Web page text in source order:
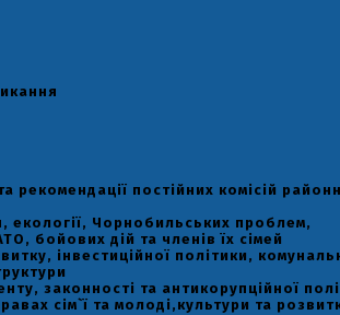
рекомендації постійних комісій
екології, Чорнобильських проблем,
бойових дій та членів їх сімей
інвестиційної політики,
законності та антикорупційної
сім`ї та молоді,культури та